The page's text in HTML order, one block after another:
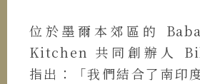
位於墨爾本郊區的
Kitchen 共同創辦人
指出：「我們結合了南印